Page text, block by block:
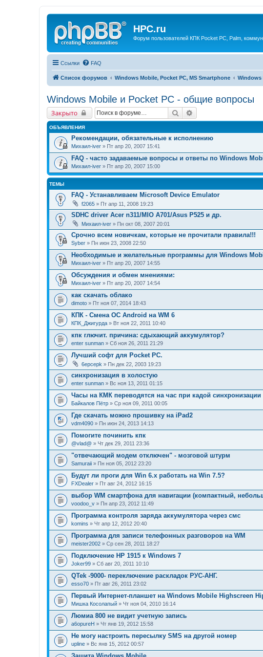
HPC.ru
Форум пользователей КПК Pocket PC, Palm,
Ссылки FAQ
Список форумов Windows Mobile, Pocket PC, MS Smartphone Windows
Windows Mobile и Pocket PC - общие вопросы
Закрыто Поиск
ОБЪЯВЛЕНИЯ
Рекомендации, обязательные к исполнению
Михаил-iver » Пт апр 20, 2007 15:41
FAQ - часто задаваемые вопросы и ответы по Windows
Михаил-iver » Пт апр 20, 2007 15:00
ТЕМЫ
FAQ - Устанавливаем Microsoft Device Emulator
f2065 » Пт апр 11, 2008 19:23
SDHC driver Acer n311/MIO A701/Asus P525 и др.
Михаил-iver » Пн окт 08, 2007 20:01
Срочно всем новичкам, которые не прочитали правила!!!
Syber » Пн июн 23, 2008 22:50
Необходимые и желательные программы для Windows
Михаил-iver » Пт апр 20, 2007 14:55
Обсуждения и обмен мнениями:
Михаил-iver » Пт апр 20, 2007 14:54
как скачать облако
dimoto » Пт ноя 07, 2014 18:43
КПК - Смена ОС Android на WM 6
КПК_Джигурда » Вт ноя 22, 2011 10:40
кпк глючит. причина: сдыхающий аккумулятор?
enter sunman » Сб ноя 26, 2011 21:29
Лучший софт для Pocket PC.
6epcepk » Пн дек 22, 2003 19:23
синхронизация в холостую
enter sunman » Вс ноя 13, 2011 01:15
Часы на КМК переводятся на час при кадой синхронизации
Байкалов Пётр » Ср ноя 09, 2011 00:05
Где скачать можно прошивку на iPad2
vdm4090 » Пн июн 24, 2013 14:13
Помогите починить кпк
@vlad@ » Чт дек 29, 2011 23:36
"отвечающий модем отключен" - мозговой штурм
Samuraii » Пн ноя 05, 2012 23:20
Будут ли проги для Win 6.x работать на Win 7.5?
FXDealer » Пт авг 24, 2012 16:15
выбор WM смартфона для навигации (компактный,
voodoo_v » Пн апр 23, 2012 11:49
Программа контроля заряда аккумулятора через смс
komins » Чт апр 12, 2012 20:40
Программа для записи телефонных разговоров на WM
meister2002 » Ср сен 28, 2011 18:27
Подключение HP 1915 к Windows 7
Joker99 » Сб авг 20, 2011 10:10
QTek -9000- переключение раскладок РУС-АНГ.
esso70 » Пт авг 26, 2011 23:02
Первый Интернет-планшет на Windows Mobile Highscreen
Мишка Косолапый » Чт ноя 04, 2010 16:14
Люмиа 800 не видит учетную запись
a6opureH » Чт янв 19, 2012 15:58
Не могу настроить пересылку SMS на другой номер
upline » Вс янв 15, 2012 00:57
Защита Windows Mobile